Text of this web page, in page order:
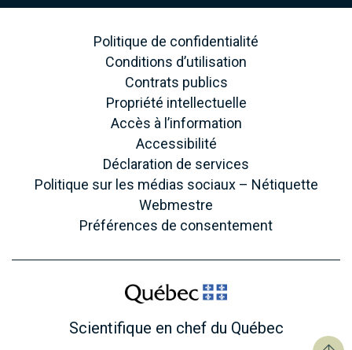
Politique de confidentialité
Conditions d’utilisation
Contrats publics
Propriété intellectuelle
Accès à l’information
Accessibilité
Déclaration de services
Politique sur les médias sociaux – Nétiquette
Webmestre
Préférences de consentement
Scientifique en chef du Québec